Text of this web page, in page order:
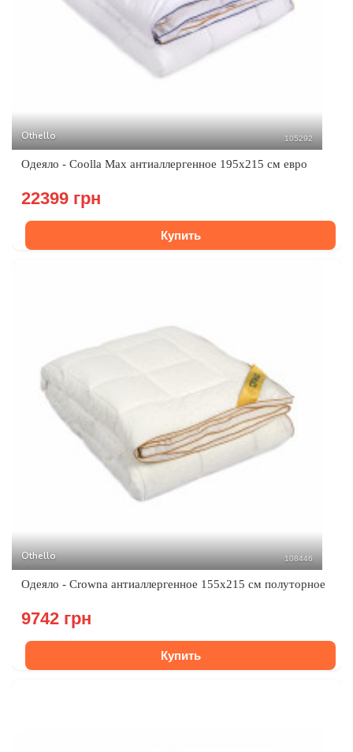
Othello 105292
Одеяло - Coolla Max антиаллергенное 195х215 см евро
22399 грн
Купить
Othello 108446
Одеяло - Crowna антиаллергенное 155х215 см полуторное
9742 грн
Купить